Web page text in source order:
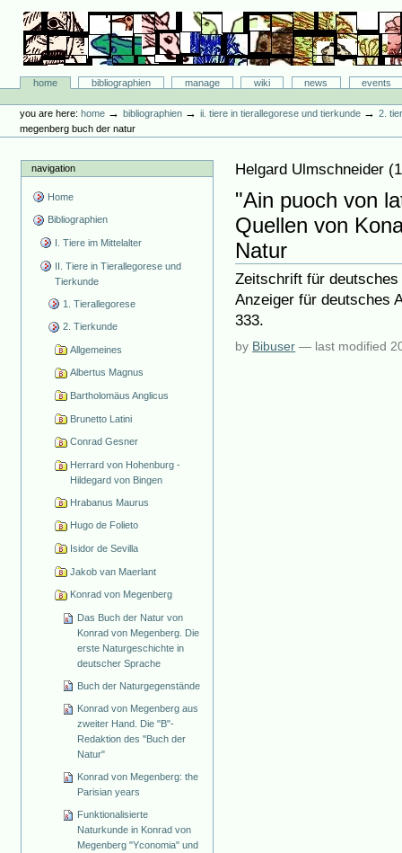
content.
navigation
Bibliographie-Portal
Sectionshome bibliographien manage wiki news
events
tools
you are here: home →bibliographien →ii. tiere in tierallegorese und tierkunde →2.
megenberg buch der natur
navigation
Home
Bibliographien
I. Tiere im Mittelalter
II. Tiere in Tierallegorese und
Tierkunde
1. Tierallegorese
2. Tierkunde
Allgemeines
Albertus Magnus
Bartholomäus Anglicus
Brunetto Latini
Conrad Gesner
Herrard von Hohenburg -
Hildegard von Bingen
Hrabanus Maurus
Hugo de Folieto
Isidor de Sevilla
Jakob van Maerlant
Konrad von Megenberg
Das Buch der Natur von
Konrad von Megenberg. Die
erste Naturgeschichte in
deutscher Sprache
Buch der Naturgegenstände
Konrad von Megenberg aus
zweiter Hand. Die "B"-
Redaktion des "Buch der
Natur"
Konrad von Megenberg: the
Parisian years
Funktionalisierte
Naturkunde in Konrad von
Megenberg "Yconomia" und
Helgard Ulmschneider (
"Ain puoch von
Quellen von
Natur
Zeitschrift für
Anzeiger für deutsches
333.
by Bibuser — last modified